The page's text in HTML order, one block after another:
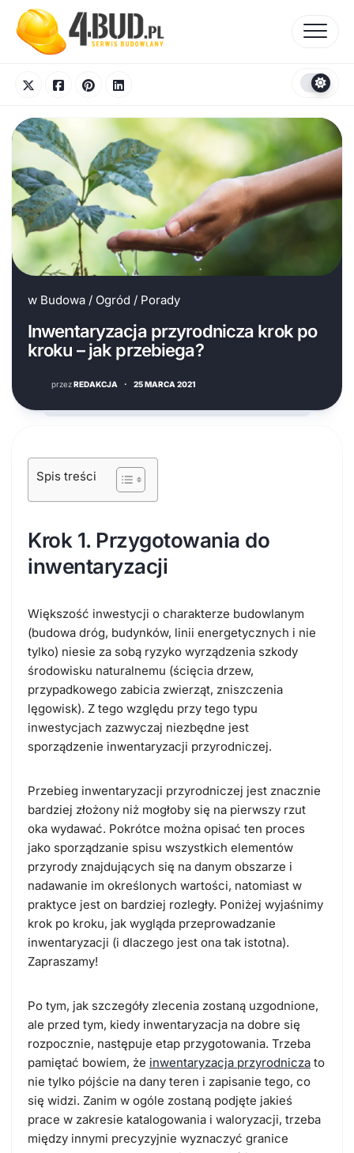
content
w Budowa / Ogród / Porady
Inwentaryzacja przyrodnicza krok po
kroku – jak przebiega?
przezREDAKCJA · 25 MARCA 2021
Spis treści
Krok 1. Przygotowania do
inwentaryzacji
Większość inwestycji o charakterze budowlanym
(budowa dróg, budynków, linii energetycznych i nie
tylko) niesie za sobą ryzyko wyrządzenia szkody
środowisku naturalnemu (ścięcia drzew,
przypadkowego zabicia zwierząt, zniszczenia
lęgowisk). Z tego względu przy tego typu
inwestycjach zazwyczaj niezbędne jest
sporządzenie inwentaryzacji przyrodniczej.
Przebieg inwentaryzacji przyrodniczej jest znacznie
bardziej złożony niż mogłoby się na pierwszy rzut
oka wydawać. Pokrótce można opisać ten proces
jako sporządzanie spisu wszystkich elementów
przyrody znajdujących się na danym obszarze i
nadawanie im określonych wartości, natomiast w
praktyce jest on bardziej rozległy. Poniżej wyjaśnimy
krok po kroku, jak wygląda przeprowadzanie
inwentaryzacji (i dlaczego jest ona tak istotna).
Zapraszamy!
Po tym, jak szczegóły zlecenia zostaną uzgodnione,
ale przed tym, kiedy inwentaryzacja na dobre się
rozpocznie, następuje etap przygotowania. Trzeba
pamiętać bowiem, że inwentaryzacja przyrodnicza to
nie tylko pójście na dany teren i zapisanie tego, co
się widzi. Zanim w ogóle zostaną podjęte jakieś
prace w zakresie katalogowania i waloryzacji, trzeba
między innymi precyzyjnie wyznaczyć granice